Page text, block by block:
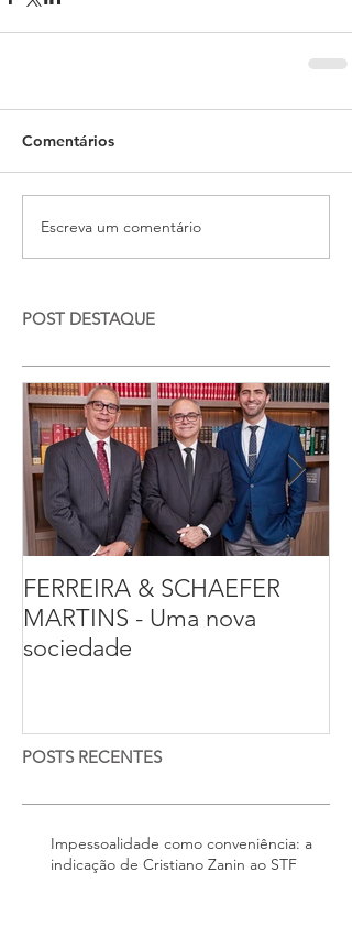
Comentários
Escreva um comentário
POST DESTAQUE
FERREIRA & SCHAEFER
MARTINS - Uma nova
sociedade
POSTS RECENTES
Impessoalidade como conveniência: a
indicação de Cristiano Zanin ao STF